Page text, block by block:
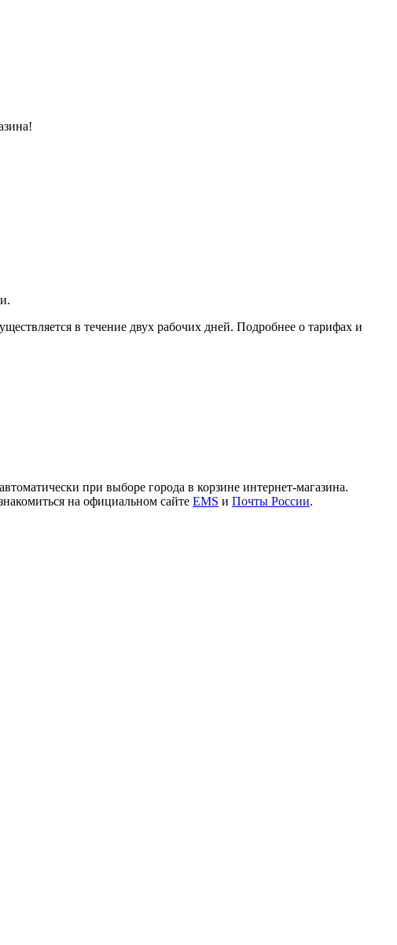
в течение двух рабочих дней. Подробнее о тарифах и
при выборе города в корзине интернет-магазина.
на официальном сайте EMS и Почты России.